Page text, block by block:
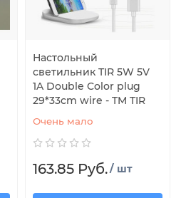
Настольный
светильник TIR 5W 5V
1A Double Color plug
29*33cm wire - TM TIR
Очень мало
163.85 Руб./ шт